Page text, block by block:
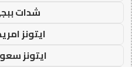
شدات
ايتونز
ايتونز